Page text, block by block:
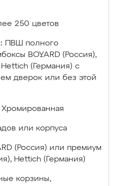
250 цветов
ПВШ полного
BOYARD (Россия),
(Германия) с
дверок или без этой
Хромированная
или корпуса
(Россия) или премиум
Hettich (Германия)
корзины,